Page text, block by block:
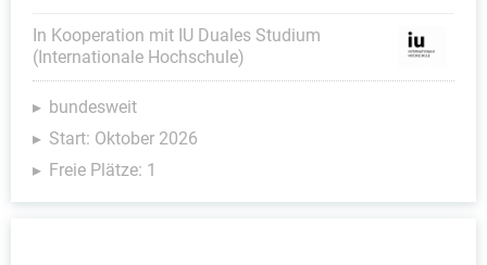
In Kooperation mit IU Duales Studium
(Internationale Hochschule)
bundesweit
Start: Oktober 2026
Freie Plätze: 1